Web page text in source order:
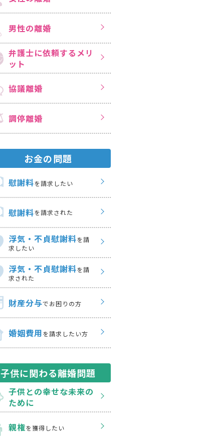
男性の離婚
弁護士に依頼するメリ
ット
協議離婚
調停離婚
お金の問題
慰謝料を請求したい
慰謝料を請求された
浮気・不貞慰謝料を請
求したい
浮気・不貞慰謝料を請
求された
財産分与でお困りの方
婚姻費用を請求したい方
子供に関わる離婚問題
子供との幸せな未来の
ために
親権を獲得したい